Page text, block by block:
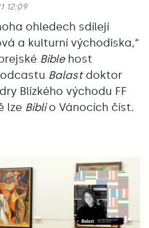
12:09
ohledech sdílejí
a kulturní východiska,“
Biblehost
Balastdoktor
Blízkého východu FF
lze Biblio Vánocích číst.